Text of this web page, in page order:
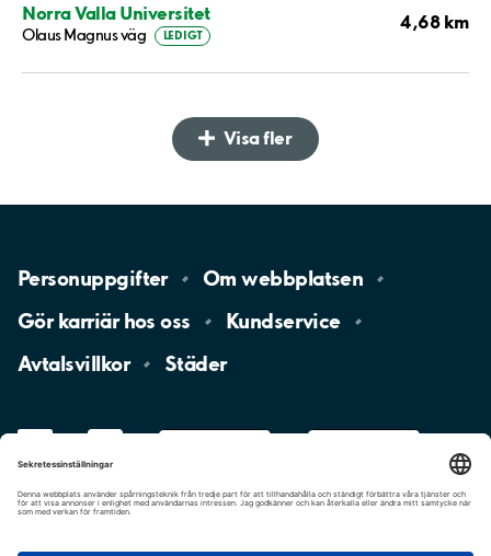
Norra Valla Universitet
Olaus Magnus väg LEDIGT
4,68 km
Visa fler
Personuppgifter Omwebbplatsen
Gör karriär hososs
Kundservice
Avtalsvillkor
Städer